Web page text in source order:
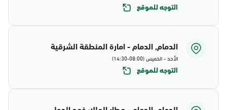
التوجه للموقع
الدمام, الدمام - امارة المنطقة الشرقية
الأحد - الخميس (08:00-14:30)
التوجه للموقع